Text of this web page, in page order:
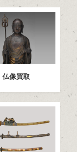
仏像買取